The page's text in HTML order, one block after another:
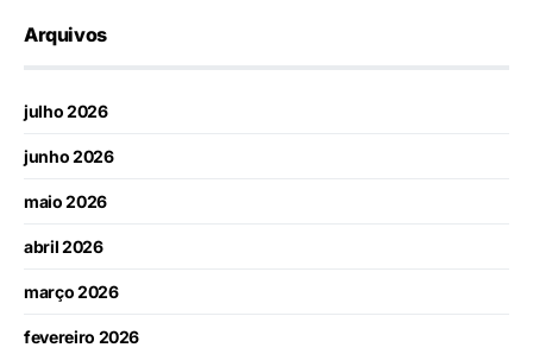
Arquivos
julho 2026
junho 2026
maio 2026
abril 2026
março 2026
fevereiro 2026